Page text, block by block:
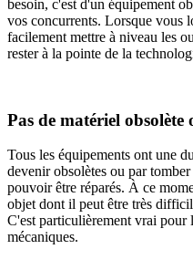
besoin, c'est d'un équipement
vos concurrents. Lorsque vous
facilement mettre à niveau les
rester à la pointe de la
Pas de matériel obsolète
Tous les équipements ont une
devenir obsolètes ou par
pouvoir être réparés. À ce
objet dont il peut être très
C'est particulièrement vrai pour
mécaniques.